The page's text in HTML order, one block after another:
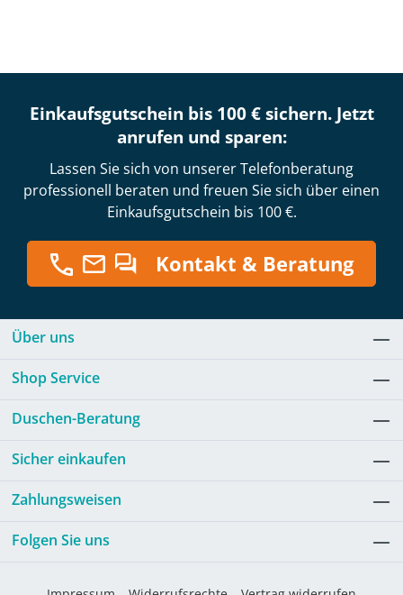
Einkaufsgutschein bis 100 € sichern. Jetzt
anrufen und sparen:
Lassen Sie sich von unserer Telefonberatung
professionell beraten und freuen Sie sich über einen
Einkaufsgutschein bis 100 €.
Kontakt & Beratung
Über uns
Shop Service
Duschen-Beratung
Sicher einkaufen
Zahlungsweisen
Folgen Sie uns